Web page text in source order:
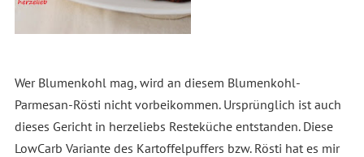
Wer Blumenkohl mag, wird an diesem Blumenkohl-
Parmesan-Rösti nicht vorbeikommen. Ursprünglich ist auch
dieses Gericht in herzeliebs Resteküche entstanden. Diese
LowCarb Variante des Kartoffelpuffers bzw. Rösti hat es mir